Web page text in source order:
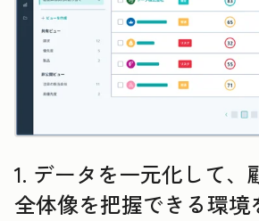
1. データを一元化して、
全体像を把握できる環境